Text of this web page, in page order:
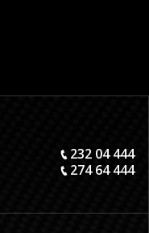
232 04 444
274 64 444